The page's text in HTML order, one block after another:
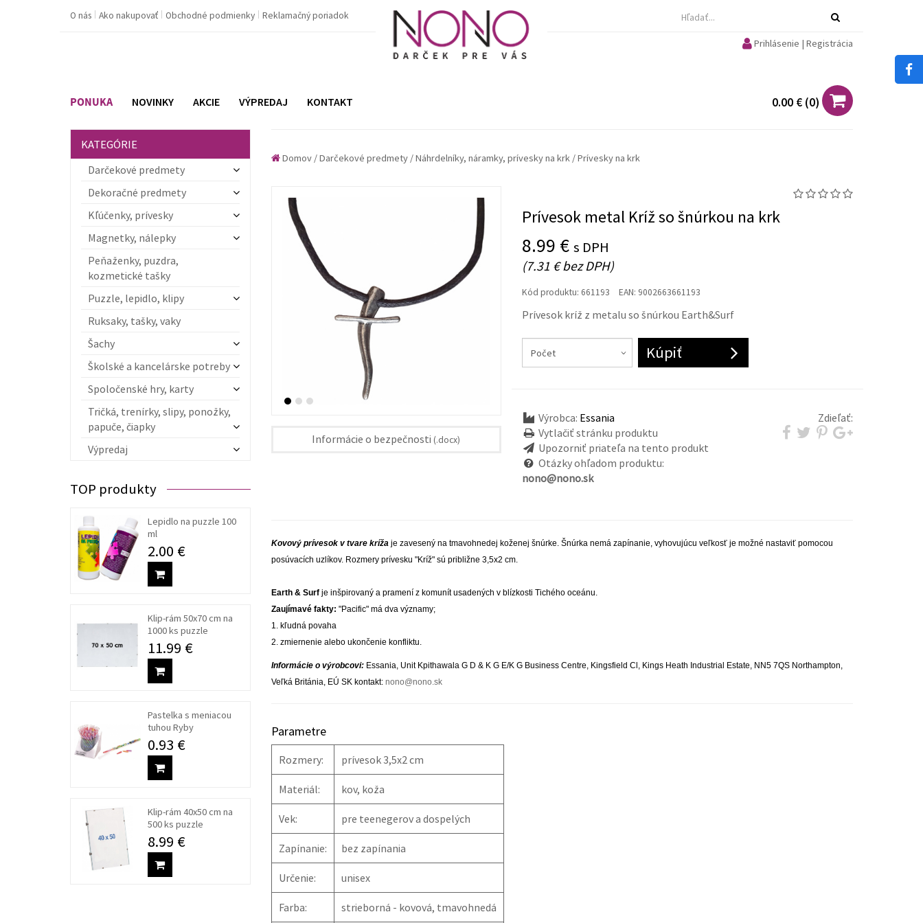
O nás Ako nakupovať Obchodné podmienky Reklamačný poriadok
Prihlásenie | Registrácia
0.00 € (0)
PONUKA NOVINKY AKCIE VÝPREDAJ KONTAKT
KATEGÓRIE
Darčekové predmety
Dekoračné predmety
Kľúčenky, prívesky
Magnetky, nálepky
Peňaženky, puzdra,
kozmetické tašky
Puzzle, lepidlo, klipy
Ruksaky, tašky, vaky
Šachy
Školské a kancelárske potreby
Spoločenské hry, karty
Tričká, trenírky, slipy, ponožky,
papuče, čiapky
Výpredaj
TOP produkty
Lepidlo na puzzle 100
ml
2.00 €
Klip-rám 50x70 cm na
1000 ks puzzle
11.99 €
Pastelka s meniacou
tuhou Ryby
0.93 €
Klip-rám 40x50 cm na
500 ks puzzle
8.99 €
Domov/Darčekové predmety/Náhrdelníky, náramky, prívesky na krk/Prívesky na krk
Informácie o bezpečnosti (.docx)
Prívesok metal Kríž so šnúrkou na krk
8.99 €s DPH
(7.31 € bez DPH)
Kód produktu:661193 EAN: 9002663661193
Prívesok kríž z metalu so šnúrkou Earth&Surf
Kúpiť
Výrobca: Essania
Vytlačiť stránku produktu
Upozorniť priateľa na tento produkt
Otázky ohľadom produktu:
nono@nono.sk
Zdieľať:
Kovový prívesok v tvare krížaje zavesený na tmavohnedej koženej šnúrke. Šnúrka nemá zapínanie, vyhovujúcu veľkosť je možné nastaviť pomocou
posúvacích uzlíkov. Rozmery prívesku "Kríž" sú približne 3,5x2 cm.
Earth & Surfje inšpirovaný a pramení z komunít usadených v blízkosti Tichého oceánu.
Zaujímavé fakty: "Pacific" má dva významy;
1. kľudná povaha
2. zmiernenie alebo ukončenie konfliktu.
Informácie o výrobcovi:Essania, Unit Kpithawala G D & K G E/K G Business Centre, Kingsfield Cl, Kings Heath Industrial Estate, NN5 7QS Northampton,
Veľká Británia, EÚ SK kontakt: nono@nono.sk
Parametre
Rozmery: prívesok 3,5x2 cm
Materiál: kov, koža
Vek: pre teenegerov a dospelých
Zapínanie: bez zapínania
Určenie: unisex
Farba: strieborná - kovová, tmavohnedá